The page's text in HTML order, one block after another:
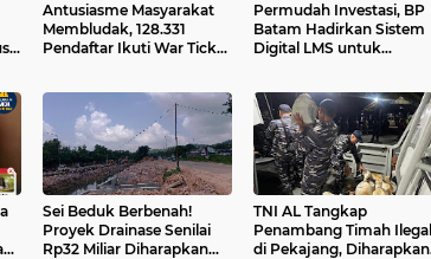
Antusiasme Masyarakat
Membludak, 128.331
Pendaftar Ikuti War Ticket
Permudah Investasi, BP
Batam Hadirkan Sistem
Digital LMS untuk
Sei Beduk Berbenah!
Proyek Drainase Senilai
Rp32 Miliar Diharapkan
TNI AL Tangkap
Penambang Timah Ilegal
di Pekajang, Diharapkan